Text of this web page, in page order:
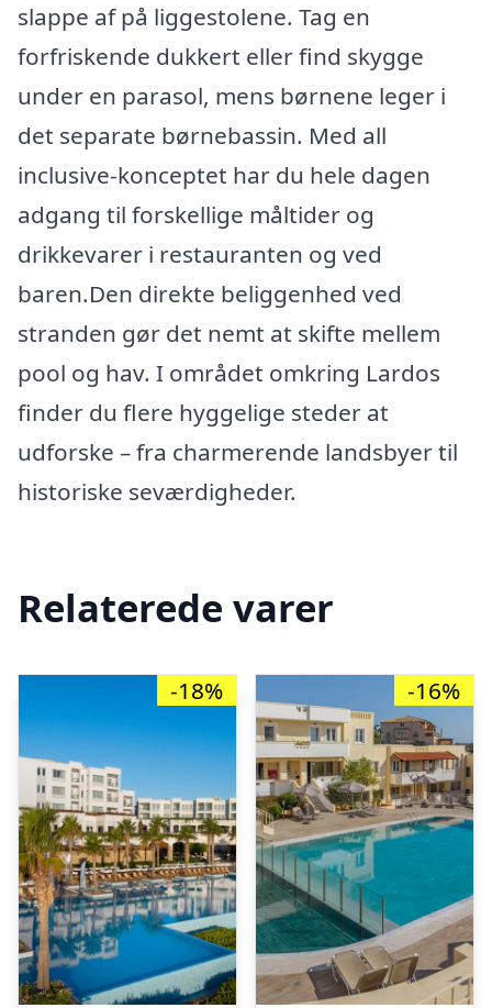
slappe af på liggestolene. Tag en
forfriskende dukkert eller find skygge
under en parasol, mens børnene leger i
det separate børnebassin. Med all
inclusive-konceptet har du hele dagen
adgang til forskellige måltider og
drikkevarer i restauranten og ved
baren.Den direkte beliggenhed ved
stranden gør det nemt at skifte mellem
pool og hav. I området omkring Lardos
finder du flere hyggelige steder at
udforske – fra charmerende landsbyer til
historiske seværdigheder.
Relaterede varer
-18% -16%